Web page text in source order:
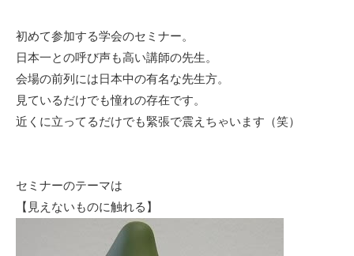
初めて参加する学会のセミナー。
日本一との呼び声も高い講師の先生。
会場の前列には日本中の有名な先生方。
見ているだけでも憧れの存在です。
近くに立ってるだけでも緊張で震えちゃいます（笑）
セミナーのテーマは
【見えないものに触れる】